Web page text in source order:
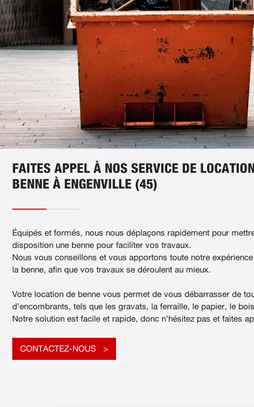
FAITES APPEL À NOS SERVICE DE
BENNE À ENGENVILLE (45)
Équipés et formés, nous nous déplaçons rapidement pour
disposition une benne pour faciliter vos travaux.
Nous vous conseillons et vous apportons toute notre
la benne, afin que vos travaux se déroulent au mieux.
Votre location de benne vous permet de vous débarrasser de
d’encombrants, tels que les gravats, la ferraille, le papier, le
Notre solution est facile et rapide, donc n’hésitez pas et faites
CONTACTEZ-NOUS